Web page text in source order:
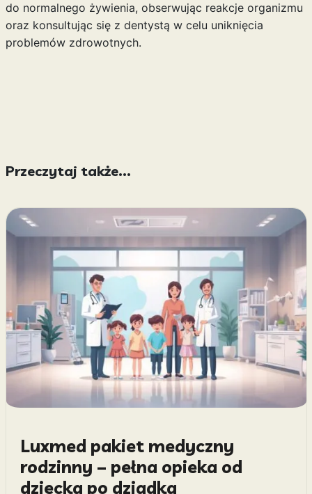
do normalnego żywienia, obserwując reakcje organizmu
oraz konsultując się z dentystą w celu uniknięcia
problemów zdrowotnych.
Przeczytaj także...
Luxmed pakiet medyczny
rodzinny – pełna opieka od
dziecka po dziadka